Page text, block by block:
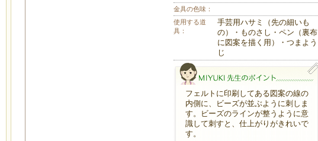
金具の色味：
使用する道
具：
手芸用ハサミ（先の細いも
の）・ものさし・ペン（裏布
に図案を描く用）・つまよう
じ
フェルトに印刷してある図案の線の
内側に、ビーズが並ぶように刺しま
す。ビーズのラインが整うように意
識して刺すと、仕上がりがきれいで
す。